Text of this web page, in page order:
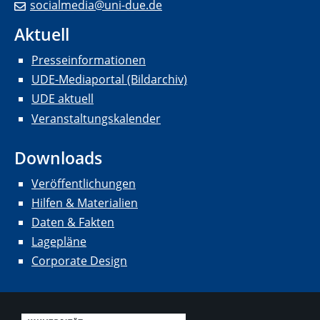
socialmedia@uni-due.de
Aktuell
Presseinformationen
UDE-Mediaportal (Bildarchiv)
UDE aktuell
Veranstaltungskalender
Downloads
Veröffentlichungen
Hilfen & Materialien
Daten & Fakten
Lagepläne
Corporate Design